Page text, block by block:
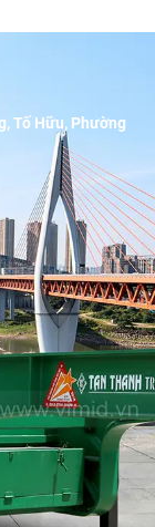
Tố Hữu, Phường